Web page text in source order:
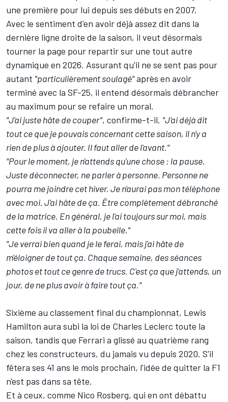
une première pour lui depuis ses débuts en 2007.
Avec le sentiment d'en avoir déjà assez dit dans la
dernière ligne droite de la saison, il veut désormais
tourner la page pour repartir sur une tout autre
dynamique en 2026. Assurant qu'il ne se sent pas pour
autant "particulièrement soulagé"après en avoir
terminé avec la SF-25, il entend désormais débrancher
au maximum pour se refaire un moral.
"J'ai juste hâte de couper", confirme-t-il. "J'ai déjà dit
tout ce que je pouvais concernant cette saison, il n'y a
rien de plus à ajouter. Il faut aller de l'avant."
"Pour le moment, je n'attends qu'une chose : la pause.
Juste déconnecter, ne parler à personne. Personne ne
pourra me joindre cet hiver. Je n'aurai pas mon téléphone
avec moi. J'ai hâte de ça. Être complètement débranché
de la matrice. En général, je l'ai toujours sur moi, mais
cette fois il va aller à la poubelle."
"Je verrai bien quand je le ferai, mais j'ai hâte de
m'éloigner de tout ça. Chaque semaine, des séances
photos et tout ce genre de trucs. C'est ça que j'attends, un
jour, de ne plus avoir à faire tout ça."
Sixième au classement final du championnat, Lewis
Hamilton aura subi la loi de Charles Leclerc toute la
saison, tandis que Ferrari a glissé au quatrième rang
chez les constructeurs, du jamais vu depuis 2020. S'il
fêtera ses 41 ans le mois prochain, l'idée de quitter la F1
n'est pas dans sa tête.
Et à ceux, comme Nico Rosberg, qui en ont débattu